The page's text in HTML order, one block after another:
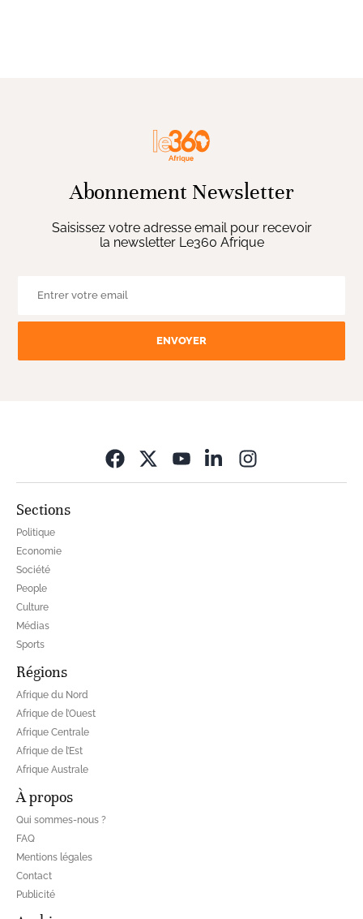
Abonnement Newsletter
Saisissez votre adresse email pour recevoir
la newsletter Le360 Afrique
ENVOYER
Sections
Politique
Economie
Société
People
Culture
Médias
Sports
Régions
Afrique du Nord
Afrique de l’Ouest
Afrique Centrale
Afrique de l’Est
Afrique Australe
À propos
Qui sommes-nous ?
FAQ
Mentions légales
Contact
Publicité